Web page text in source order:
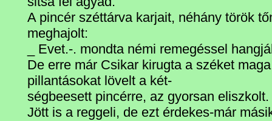
A pincér széttárva karjait, néhány török
meghajolt:
_ Evet.-. mondta némi remegéssel
De erre már Csikar kirugta a széket
pillantásokat lövelt a két-
ségbeesett pincérre, az gyorsan eliszkolt.
Jött is a reggeli, de ezt érdekes-már